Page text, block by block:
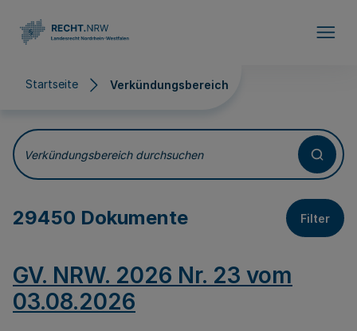
Startseite Verkündungsbereich
Verkündungsbereich
Verkündungsbereich durchsuchen
29450 Dokumente Filter
GV. NRW. 2026 Nr. 23 vom
03.08.2026